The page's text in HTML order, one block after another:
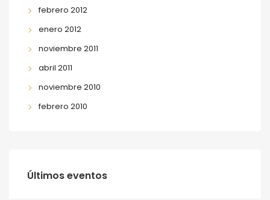
febrero 2012
enero 2012
noviembre 2011
abril 2011
noviembre 2010
febrero 2010
Últimos eventos